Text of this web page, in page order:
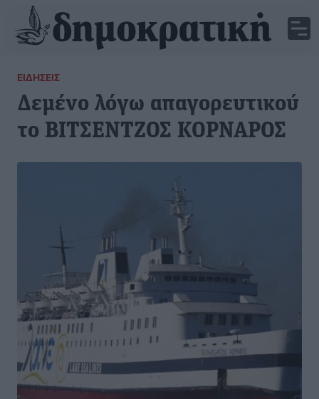
ΕΙΔΉΣΕΙΣ
Δεμένο λόγω απαγορευτικού
το ΒΙΤΣΕΝΤΖΟΣ ΚΟΡΝΑΡΟΣ